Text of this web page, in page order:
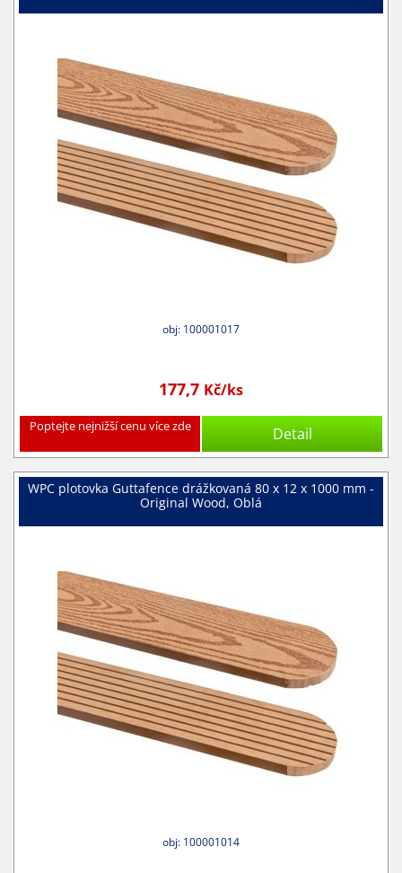
obj: 100001017
177,7 Kč/ks
Poptejte nejnižší cenu více zde Detail
WPC plotovka Guttafence drážkovaná 80 x 12 x 1000 mm -
Original Wood, Oblá
obj: 100001014